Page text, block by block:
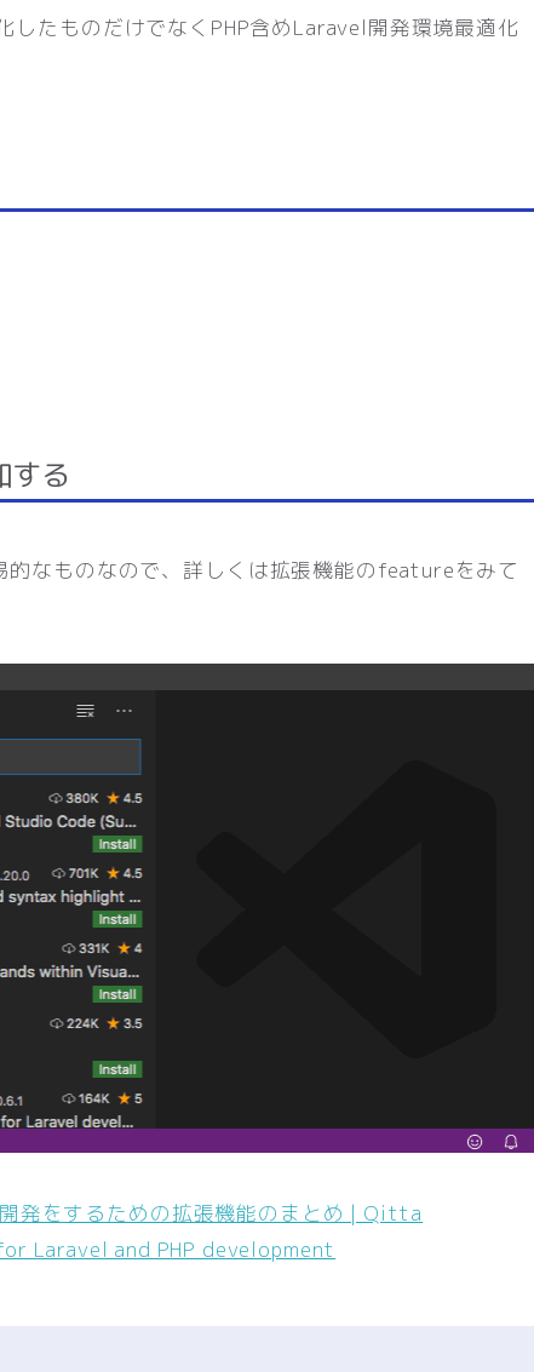
したものだけでなくPHP含めLaravel開発環境最適化
する
なものなので、詳しくは拡張機能のfeatureをみて
発をするための拡張機能のまとめ | Qitta
Laravel and PHP development